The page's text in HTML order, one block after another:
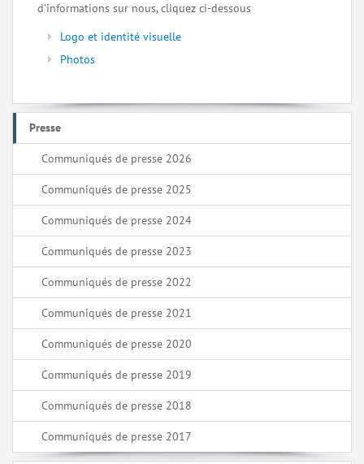
d’informations sur nous, cliquez ci-dessous
Logo et identité visuelle
Photos
Presse
Communiqués de presse 2026
Communiqués de presse 2025
Communiqués de presse 2024
Communiqués de presse 2023
Communiqués de presse 2022
Communiqués de presse 2021
Communiqués de presse 2020
Communiqués de presse 2019
Communiqués de presse 2018
Communiqués de presse 2017